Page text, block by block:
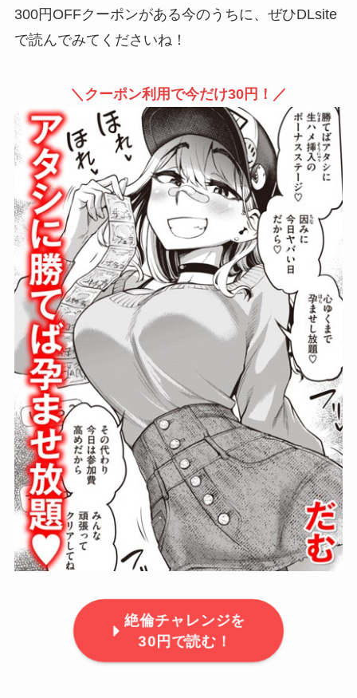
300円OFFクーポンがある今のうちに、ぜひDLsite
で読んでみてくださいね！
＼クーポン利用で今だけ30円！／
絶倫チャレンジを
30円で読む！